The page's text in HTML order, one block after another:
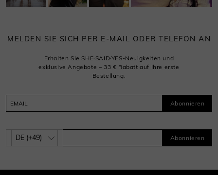
MELDEN SIE SICH PER E-MAIL ODER TELEFON AN
Erhalten Sie SHE·SAID·YES-Neuigkeiten und
exklusive Angebote – 33 € Rabatt auf Ihre erste
Bestellung.
Abonnieren
Abonnieren